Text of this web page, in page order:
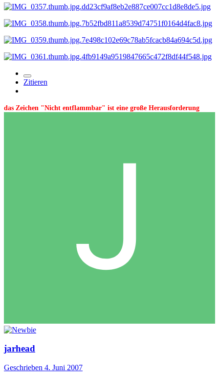
Zitieren
das Zeichen "Nicht entflammbar" ist eine große Herausforderung
jarhead
Geschrieben 4. Juni 2007